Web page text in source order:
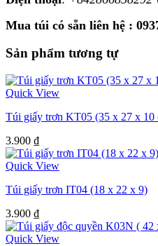
Mua túi có sẵn liên hệ :
Sản phẩm tương tự
Quick View
Túi giấy trơn KT05 (35 x 27 x 10
3.900 ₫
Quick View
Túi giấy trơn IT04 (18 x 22 x 9)
3.900 ₫
Quick View